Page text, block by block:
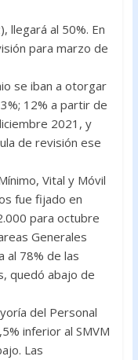
llegará al 50%. En
para marzo de
se iban a otorgar
12% a partir de
2021, y
de revisión ese
Vital y Móvil
fue fijado en
para octubre
Generales
al 78% de las
quedó abajo de
del Personal
inferior al SMVM
Las